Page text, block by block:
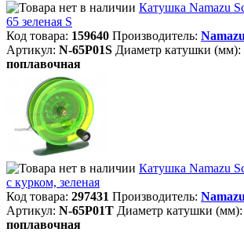
Катушка Namazu
65 зеленая S
Код товара: 159640 Производитель: Namazu
Артикул: N-65P01S Диаметр катушки (мм):
поплавочная
Катушка Namazu
с курком, зеленая
Код товара: 297431 Производитель: Namazu
Артикул: N-65P01T Диаметр катушки (мм):
поплавочная